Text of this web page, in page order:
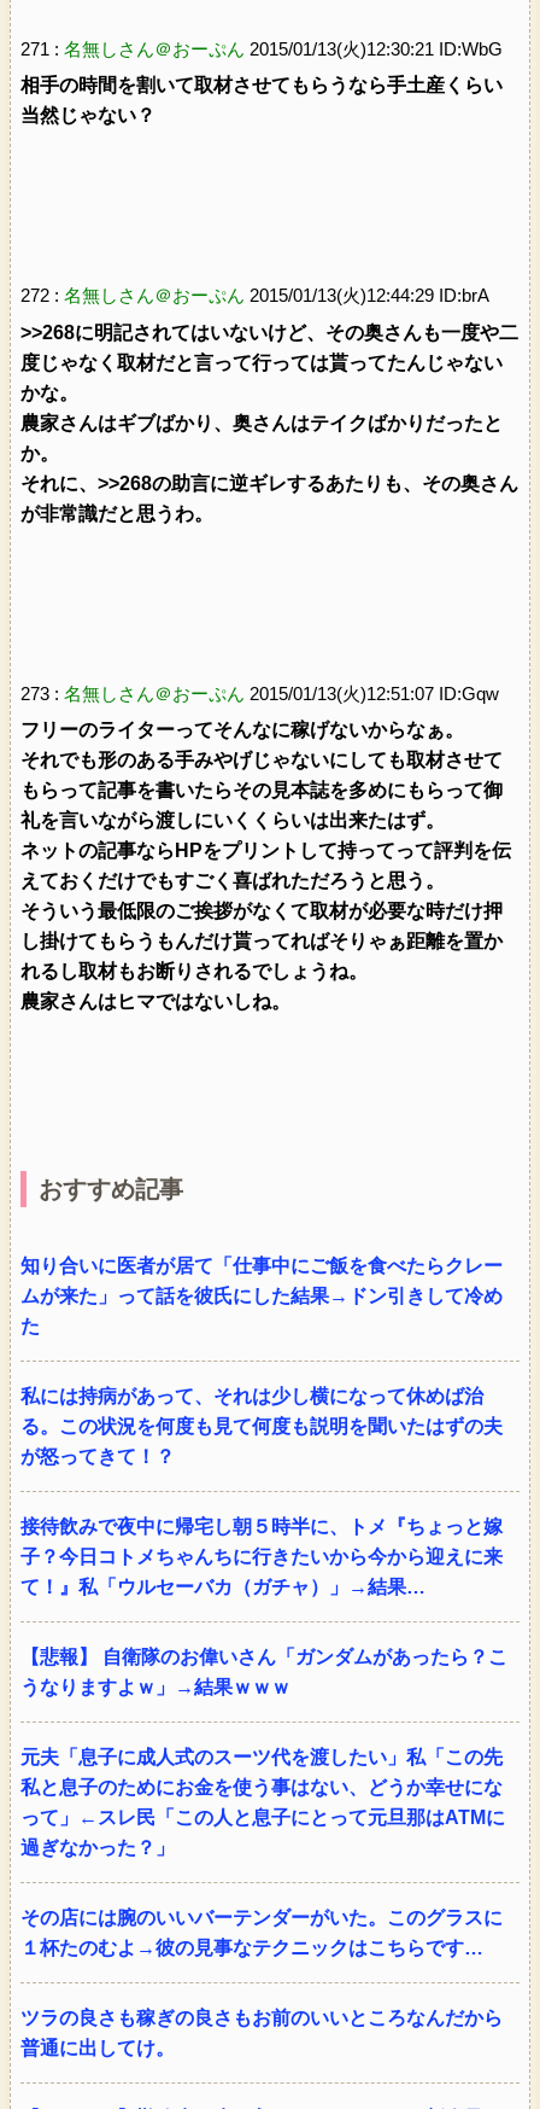
271 : 名無しさん＠おーぷん 2015/01/13(火)12:30:21 ID:WbG
相手の時間を割いて取材させてもらうなら手土産くらい
当然じゃない？
272 : 名無しさん＠おーぷん 2015/01/13(火)12:44:29 ID:brA
>>268に明記されてはいないけど、その奥さんも一度や二
度じゃなく取材だと言って行っては貰ってたんじゃない
かな。
農家さんはギブばかり、奥さんはテイクばかりだったと
か。
それに、>>268の助言に逆ギレするあたりも、その奥さん
が非常識だと思うわ。
273 : 名無しさん＠おーぷん 2015/01/13(火)12:51:07 ID:Gqw
フリーのライターってそんなに稼げないからなぁ。
それでも形のある手みやげじゃないにしても取材させて
もらって記事を書いたらその見本誌を多めにもらって御
礼を言いながら渡しにいくくらいは出来たはず。
ネットの記事ならHPをプリントして持ってって評判を伝
えておくだけでもすごく喜ばれただろうと思う。
そういう最低限のご挨拶がなくて取材が必要な時だけ押
し掛けてもらうもんだけ貰ってればそりゃぁ距離を置か
れるし取材もお断りされるでしょうね。
農家さんはヒマではないしね。
おすすめ記事
知り合いに医者が居て「仕事中にご飯を食べたらクレー
ムが来た」って話を彼氏にした結果→ドン引きして冷め
た
私には持病があって、それは少し横になって休めば治
る。この状況を何度も見て何度も説明を聞いたはずの夫
が怒ってきて！？
接待飲みで夜中に帰宅し朝５時半に、トメ『ちょっと嫁
子？今日コトメちゃんちに行きたいから今から迎えに来
て！』私「ウルセーバカ（ガチャ）」→結果…
【悲報】 自衛隊のお偉いさん「ガンダムがあったら？こ
うなりますよｗ」→結果ｗｗｗ
元夫「息子に成人式のスーツ代を渡したい」私「この先
私と息子のためにお金を使う事はない、どうか幸せにな
って」←スレ民「この人と息子にとって元旦那はATMに
過ぎなかった？」
その店には腕のいいバーテンダーがいた。このグラスに
１杯たのむよ→彼の見事なテクニックはこちらです…
ツラの良さも稼ぎの良さもお前のいいところなんだから
普通に出してけ。